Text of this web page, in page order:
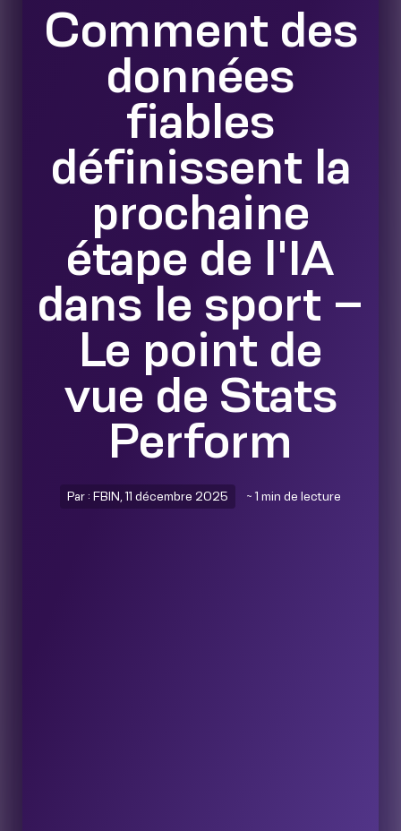
Comment des
données
fiables
définissent la
prochaine
étape de l'IA
dans le sport –
Le point de
vue de Stats
Perform
Par : FBIN, 11 décembre 2025 ~ 1 min de lecture